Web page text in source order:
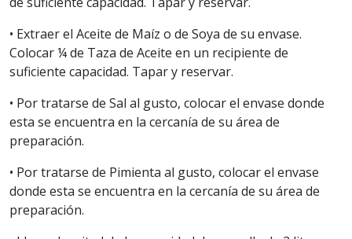
• Extraer el Aceite de Maíz o de Soya de su envase.
Colocar ¼ de Taza de Aceite en un recipiente de
suficiente capacidad. Tapar y reservar.
• Por tratarse de Sal al gusto, colocar el envase donde
esta se encuentra en la cercanía de su área de
preparación.
• Por tratarse de Pimienta al gusto, colocar el envase
donde esta se encuentra en la cercanía de su área de
preparación.